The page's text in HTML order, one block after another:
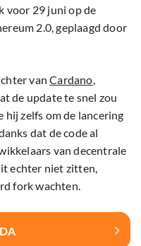
voor 29 juni op de
2.0, geplaagd door
vanCardano,
de update te snel zou
hij zelfs om de lancering
dat de code al
van decentrale
echter niet zitten,
fork wachten.